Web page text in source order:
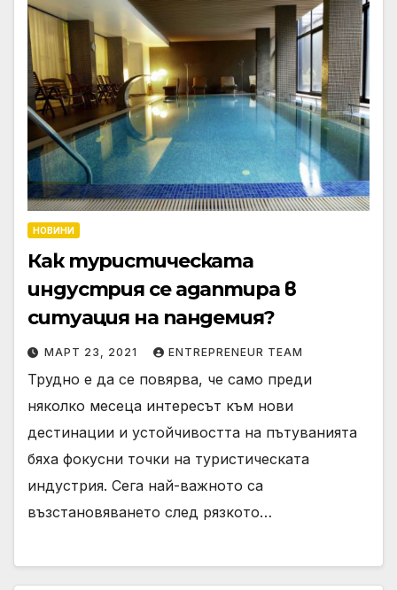
НОВИНИ
Как туристическата
индустрия се адаптира в
ситуация на пандемия?
МАРТ 23, 2021 ENTREPRENEUR TEAM
Трудно е да се повярва, че само преди
няколко месеца интересът към нови
дестинации и устойчивостта на пътуванията
бяха фокусни точки на туристическата
индустрия. Сега най-важното са
възстановяването след рязкото…